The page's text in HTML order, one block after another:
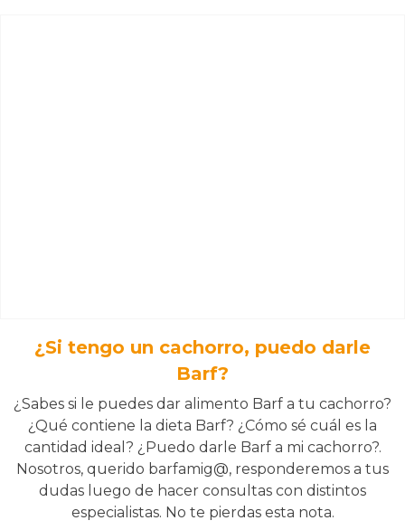
¿Si tengo un cachorro, puedo darle
Barf?
¿Sabes si le puedes dar alimento Barf a tu cachorro?
¿Qué contiene la dieta Barf? ¿Cómo sé cuál es la
cantidad ideal? ¿Puedo darle Barf a mi cachorro?.
Nosotros, querido barfamig@, responderemos a tus
dudas luego de hacer consultas con distintos
especialistas. No te pierdas esta nota.